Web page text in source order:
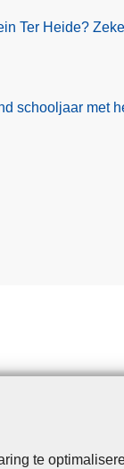
te
Ter Heide?
schooljaar met